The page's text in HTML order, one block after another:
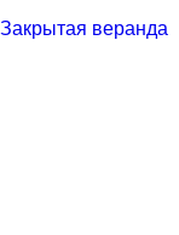
Закрытая веранда